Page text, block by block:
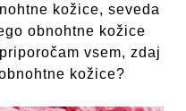
kožice, seveda
obnohtne kožice
vsem, zdaj
kožice?